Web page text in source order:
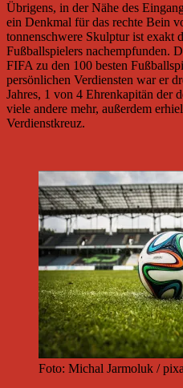
Übrigens, in der Nähe des
ein Denkmal für das rechte Bein
tonnenschwere Skulptur ist exakt
Fußballspielers nachempfunden.
FIFA zu den 100 besten
persönlichen Verdiensten war er
Jahres, 1 von 4 Ehrenkapitän der
viele andere mehr, außerdem
Verdienstkreuz.
Foto: Michal Jarmoluk /